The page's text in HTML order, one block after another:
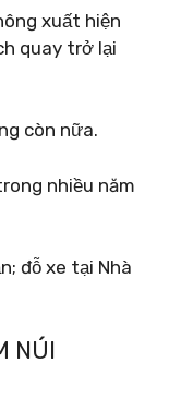
xuất hiện
quay trở lại
còn nữa.
nhiều năm
đỗ xe tại Nhà
NÚI